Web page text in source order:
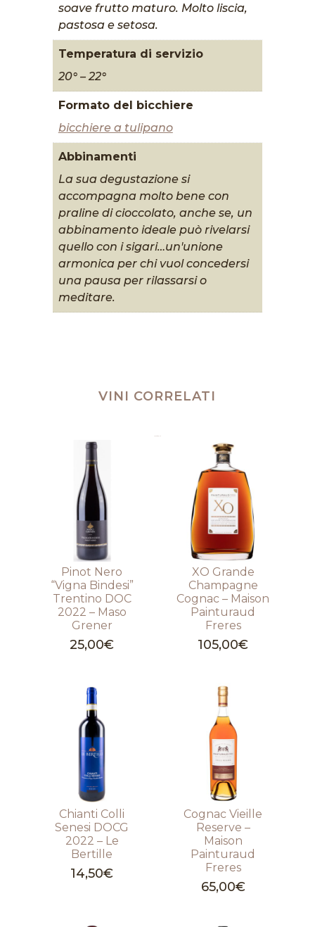
soave frutto maturo. Molto liscia,
pastosa e setosa.
Temperatura di servizio
20° – 22°
Formato del bicchiere
bicchiere a tulipano
Abbinamenti
La sua degustazione si
accompagna molto bene con
praline di cioccolato, anche se, un
abbinamento ideale può rivelarsi
quello con i sigari…un'unione
armonica per chi vuol concedersi
una pausa per rilassarsi o
meditare.
VINI CORRELATI
Pinot Nero
“Vigna Bindesi”
Trentino DOC
2022 – Maso
Grener
25,00€
XO Grande
Champagne
Cognac – Maison
Painturaud
Freres
105,00€
Chianti Colli
Senesi DOCG
2022 – Le
Bertille
14,50€
Cognac Vieille
Reserve –
Maison
Painturaud
Freres
65,00€